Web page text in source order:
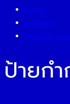
Home
Archives
ป้ายกำกับ:
ป้ายก